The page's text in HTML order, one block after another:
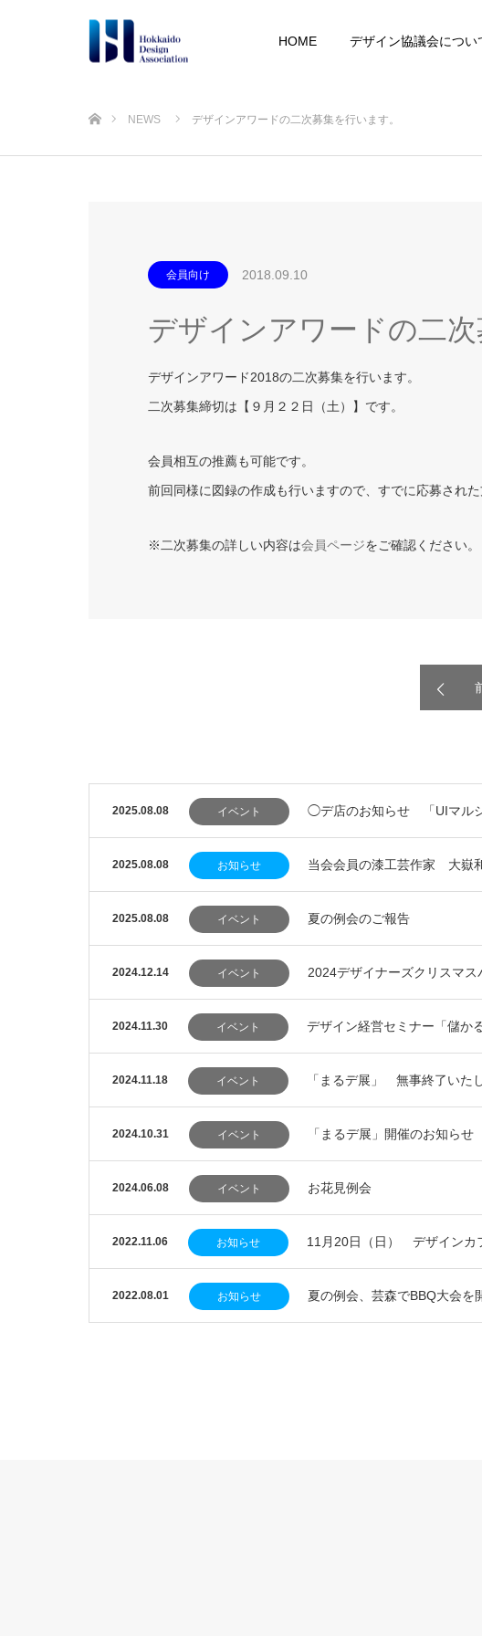
HOME デザイン協議会につい
NEWS デザインアワードの二次募集を行います。
会員向け 2018.09.10
デザインアワードの二次
デザインアワード2018の二次募集を行います。
二次募集締切は【９月２２日（土）】です。
会員相互の推薦も可能です。
前回同様に図録の作成も行いますので、すでに応募され
※二次募集の詳しい内容は会員ページをご確認ください。
2025.08.08 イベント ◯デ店のお知らせ 「UIマルシ
2025.08.08 お知らせ 当会会員の漆工芸作家 大嶽
2025.08.08 イベント 夏の例会のご報告
2024.12.14 イベント 2024デザイナーズクリスマス
2024.11.30 イベント デザイン経営セミナー「儲か
2024.11.18 イベント 「まるデ展」 無事終了いた
2024.10.31 イベント 「まるデ展」開催のお知らせ
2024.06.08 イベント お花見例会
2022.11.06 お知らせ 11月20日（日） デザインカ
2022.08.01 お知らせ 夏の例会、芸森でBBQ大会を